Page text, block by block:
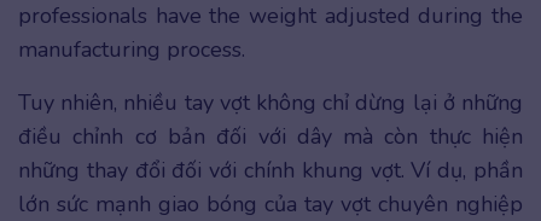
professionals have the weight adjusted during the
manufacturing process.
Tuy nhiên, nhiều tay vợt không chỉ dừng lại ở những
điều chỉnh cơ bản đối với dây mà còn thực hiện
những thay đổi đối với chính khung vợt. Ví dụ, phần
lớn sức mạnh giao bóng của tay vợt chuyên nghiệp